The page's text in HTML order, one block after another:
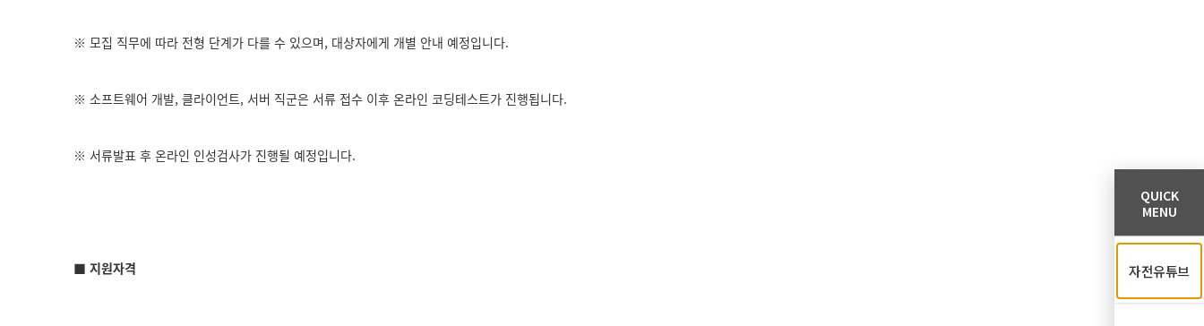
※ 모집 직무에 따라 전형 단계가 다를 수 있으며, 대상자에게 개별 안내 예정입니다.
※ 소프트웨어 개발, 클라이언트, 서버 직군은 서류 접수 이후 온라인 코딩테스트가 진행됩니다.
※ 서류발표 후 온라인 인성검사가 진행될 예정입니다.
■ 지원자격
QUICK
MENU
자전유튜브